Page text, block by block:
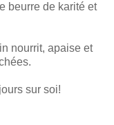
beurre de karité et
nourrit, apaise et
sur soi!